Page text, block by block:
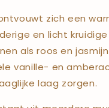
zich een
en licht
als roos en
vanille- en
laag zorgen.